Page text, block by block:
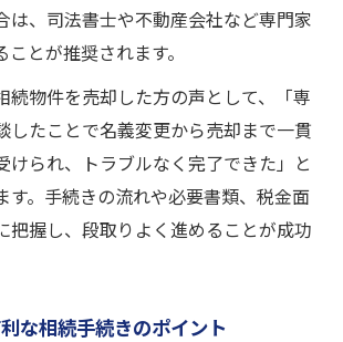
は、司法書士や不動産会社など専門家
とが推奨されます。
続物件を売却した方の声として、「専
したことで名義変更から売却まで一貫
けられ、トラブルなく完了できた」と
す。手続きの流れや必要書類、税金面
把握し、段取りよく進めることが成功
な相続手続きのポイント